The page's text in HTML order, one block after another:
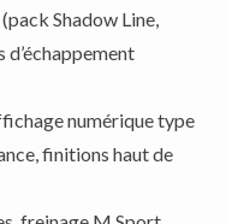
Shadow Line,
numérique type
finitions haut de